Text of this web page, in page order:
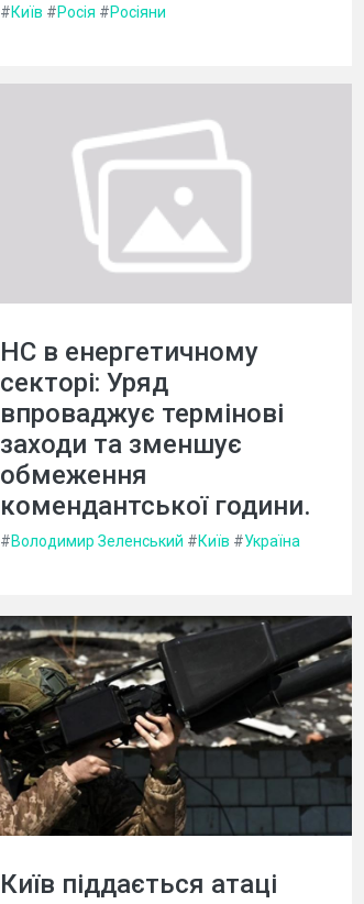
#Київ #Росія #Росіяни
НС в енергетичному
секторі: Уряд
впроваджує термінові
заходи та зменшує
обмеження
комендантської години.
#Володимир Зеленський #Київ #Україна
Київ піддається атаці